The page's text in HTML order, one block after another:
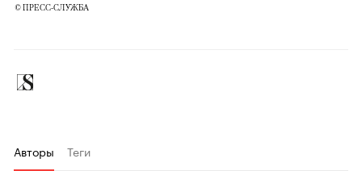
© ПРЕСС-СЛУЖБА
Авторы Теги